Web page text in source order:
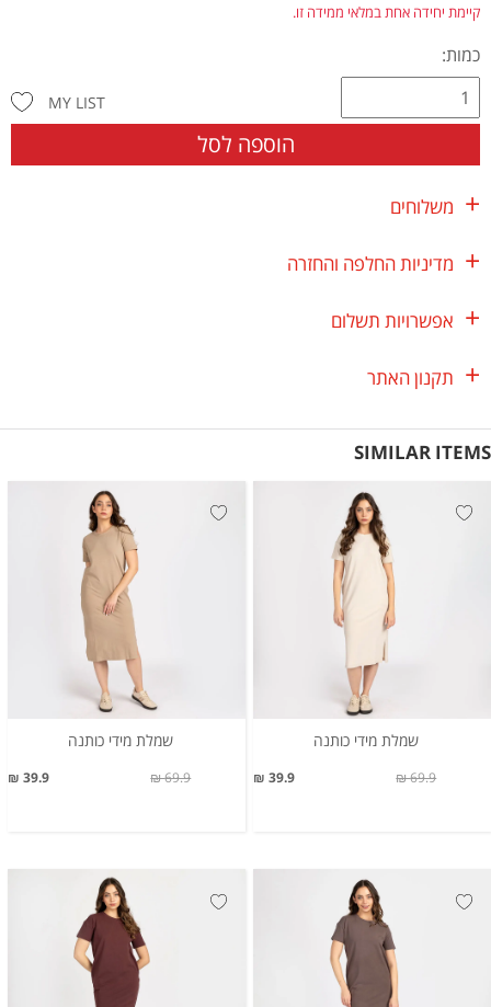
קיימת יחידה אחת במלאי ממידה זו.
כמות:
הוספה לסל
MY LIST
משלוחים
מדיניות החלפה והחזרה
אפשרויות תשלום
תקנון האתר
SIMILAR ITEMS
שמלת מידי כותנה
39.9 ₪ 69.9 ₪
שמלת מידי כותנה
39.9 ₪ 69.9 ₪